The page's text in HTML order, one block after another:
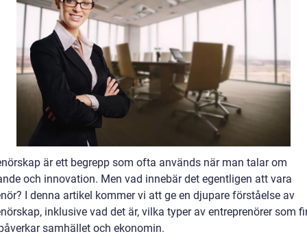
är ett begrepp som ofta används när man talar om
och innovation. Men vad innebär det egentligen att vara
I denna artikel kommer vi att ge en djupare förståelse av
inklusive vad det är, vilka typer av entreprenörer som
samhället och ekonomin.